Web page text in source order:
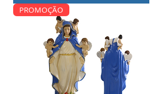
PROMOÇÃO